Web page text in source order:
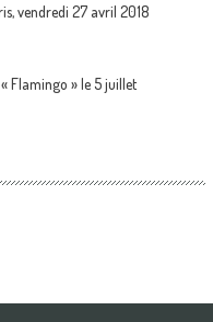
vendredi 27 avril 2018
Flamingo » le 5 juillet